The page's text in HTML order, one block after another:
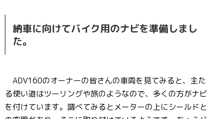
納車に向けてバイク用のナビを準備しまし
た。
ADV160のオーナーの皆さんの車両を見てみると、主た
る使い道はツーリングや旅のようなので、多くの方がナビ
を付けています。調べてみるとメーターの上にシールドと